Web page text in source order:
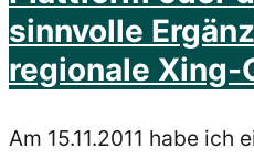
sinnvolle
regionale Xing-
Am 15.11.2011 habe ich